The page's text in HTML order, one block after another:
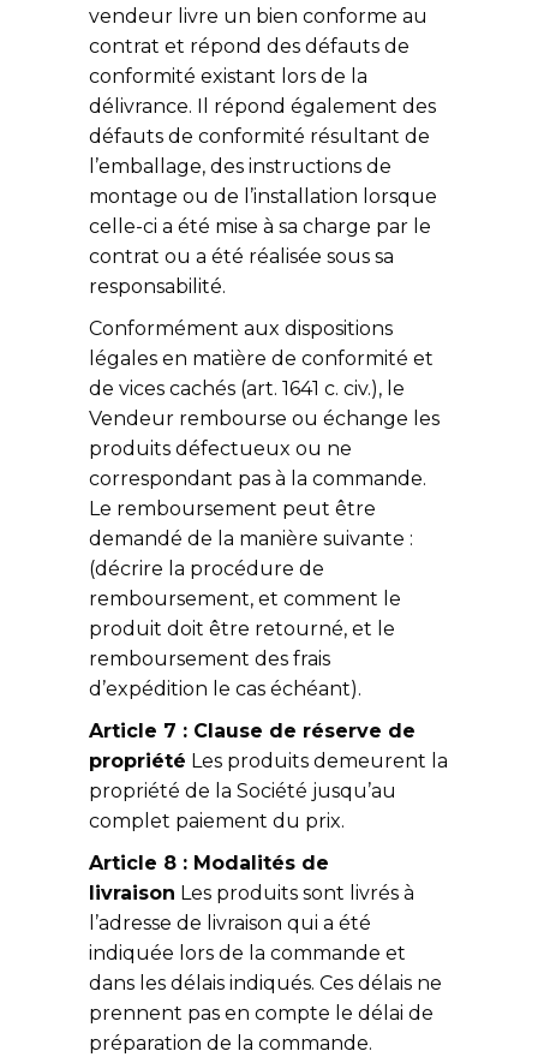
vendeur livre un bien conforme au
contrat et répond des défauts de
conformité existant lors de la
délivrance. Il répond également des
défauts de conformité résultant de
l’emballage, des instructions de
montage ou de l’installation lorsque
celle-ci a été mise à sa charge par le
contrat ou a été réalisée sous sa
responsabilité.
Conformément aux dispositions
légales en matière de conformité et
de vices cachés (art. 1641 c. civ.), le
Vendeur rembourse ou échange les
produits défectueux ou ne
correspondant pas à la commande.
Le remboursement peut être
demandé de la manière suivante :
(décrire la procédure de
remboursement, et comment le
produit doit être retourné, et le
remboursement des frais
d’expédition le cas échéant).
Article 7 : Clause de réserve de
propriété Les produits demeurent la
propriété de la Société jusqu’au
complet paiement du prix.
Article 8 : Modalités de
livraison Les produits sont livrés à
l’adresse de livraison qui a été
indiquée lors de la commande et
dans les délais indiqués. Ces délais ne
prennent pas en compte le délai de
préparation de la commande.